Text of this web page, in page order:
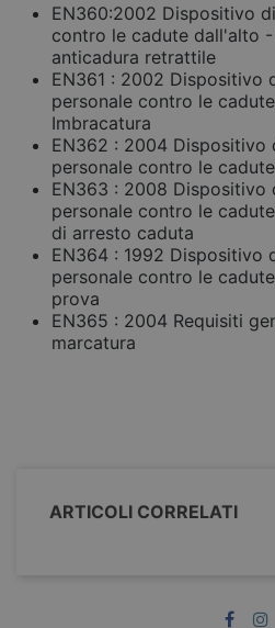
EN360:2002 Dispositivo
contro le cadute dall'alto
anticadura retrattile
EN361 : 2002 Dispositivo
personale contro le
Imbracatura
EN362 : 2004 Dispositivo
personale contro le
EN363 : 2008 Dispositivo
personale contro le
di arresto caduta
EN364 : 1992 Dispositivo
personale contro le
prova
EN365 : 2004 Requisiti
marcatura
ARTICOLI CORRELATI